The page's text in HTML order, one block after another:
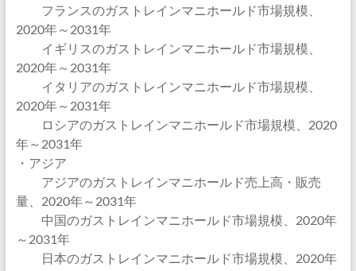
フランスのガストレインマニホールド市場規模、
2020年～2031年
イギリスのガストレインマニホールド市場規模、
2020年～2031年
イタリアのガストレインマニホールド市場規模、
2020年～2031年
ロシアのガストレインマニホールド市場規模、2020
年～2031年
・アジア
アジアのガストレインマニホールド売上高・販売
量、2020年～2031年
中国のガストレインマニホールド市場規模、2020年
～2031年
日本のガストレインマニホールド市場規模、2020年